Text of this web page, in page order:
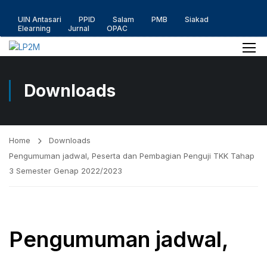
UIN Antasari PPID Salam PMB
Siakad
Elearning
Jurnal OPAC
Downloads
Home
Downloads
Pengumuman jadwal, Peserta dan Pembagian Penguji TKK Tahap
3 Semester Genap 2022/2023
Pengumuman jadwal,